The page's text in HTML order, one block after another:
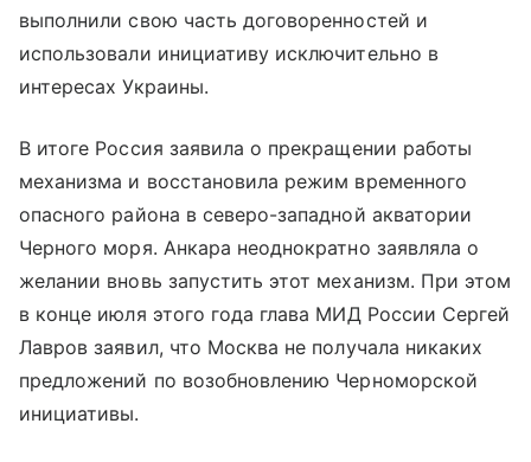
выполнили свою часть договоренностей и
использовали инициативу исключительно в
интересах Украины.
В итоге Россия заявила о прекращении работы
механизма и восстановила режим временного
опасного района в северо-западной акватории
Черного моря. Анкара неоднократно заявляла о
желании вновь запустить этот механизм. При этом
в конце июля этого года глава МИД России Сергей
Лавров заявил, что Москва не получала никаких
предложений по возобновлению Черноморской
инициативы.